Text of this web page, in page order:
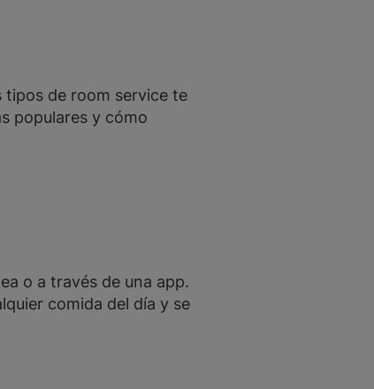
tipos de room service te
populares y cómo
o a través de una app.
comida del día y se